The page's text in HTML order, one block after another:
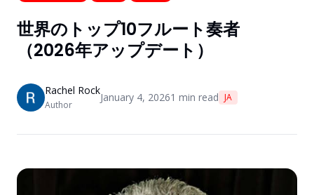
世界のトップ10フルート奏者
（2026年アップデート）
Rachel Rock
Author
January 4, 20261 min read JA